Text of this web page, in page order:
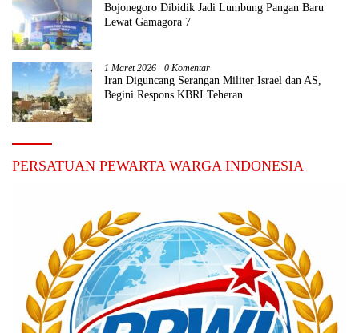
Bojonegoro Dibidik Jadi Lumbung Pangan Baru
Lewat Gamagora 7
1 Maret 2026 0 Komentar
Iran Diguncang Serangan Militer Israel dan AS,
Begini Respons KBRI Teheran
PERSATUAN PEWARTA WARGA INDONESIA